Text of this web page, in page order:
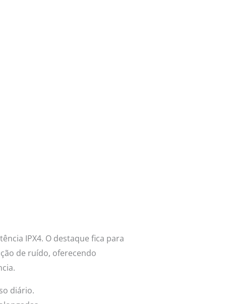
IPX4. O destaque fica para
de ruído, oferecendo
diário.